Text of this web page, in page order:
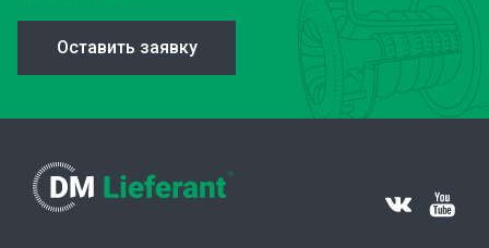
Оставить заявку